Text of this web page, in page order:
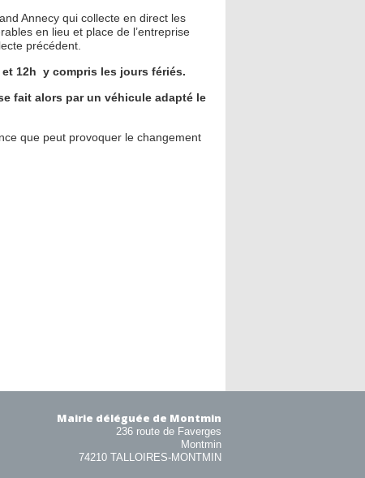
Annecy qui collecte en direct les
en lieu et place de l’entreprise
précédent.
et 12h y compris les jours fériés.
fait alors par un véhicule adapté le
que peut provoquer le changement
Mairie déléguée de Montmin
236 route de Faverges
Montmin
74210 TALLOIRES-MONTMIN